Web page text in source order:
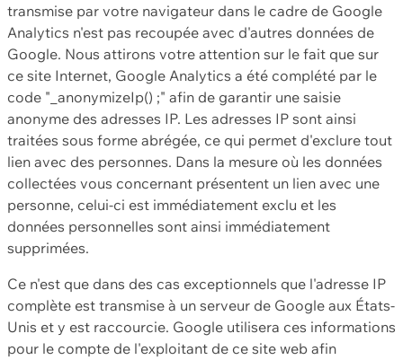
transmise par votre navigateur dans le cadre de Google
Analytics n'est pas recoupée avec d'autres données de
Google. Nous attirons votre attention sur le fait que sur
ce site Internet, Google Analytics a été complété par le
code "_anonymizeIp() ;" afin de garantir une saisie
anonyme des adresses IP. Les adresses IP sont ainsi
traitées sous forme abrégée, ce qui permet d'exclure tout
lien avec des personnes. Dans la mesure où les données
collectées vous concernant présentent un lien avec une
personne, celui-ci est immédiatement exclu et les
données personnelles sont ainsi immédiatement
supprimées.
Ce n'est que dans des cas exceptionnels que l'adresse IP
complète est transmise à un serveur de Google aux États-
Unis et y est raccourcie. Google utilisera ces informations
pour le compte de l'exploitant de ce site web afin